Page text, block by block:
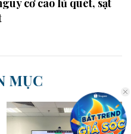
cơ cao lũ quét, sạt
MỤC